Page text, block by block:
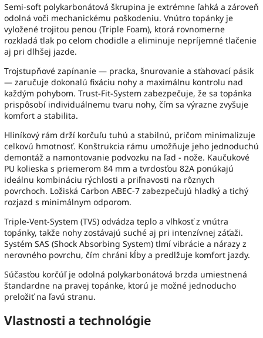
Semi-soft polykarbonátová škrupina je extrémne ľahká a zároveň
odolná voči mechanickému poškodeniu. Vnútro topánky je
vyložené trojitou penou (Triple Foam), ktorá rovnomerne
rozkladá tlak po celom chodidle a eliminuje nepríjemné tlačenie
aj pri dlhšej jazde.
Trojstupňové zapínanie — pracka, šnurovanie a sťahovací pásik
— zaručuje dokonalú fixáciu nohy a maximálnu kontrolu nad
každým pohybom. Trust-Fit-System zabezpečuje, že sa topánka
prispôsobí individuálnemu tvaru nohy, čím sa výrazne zvyšuje
komfort a stabilita.
Hliníkový rám drží korčuľu tuhú a stabilnú, pričom minimalizuje
celkovú hmotnosť. Konštrukcia rámu umožňuje jeho jednoduchú
demontáž a namontovanie podvozku na ľad - nože. Kaučukové
PU kolieska s priemerom 84 mm a tvrdosťou 82A ponúkajú
ideálnu kombináciu rýchlosti a priľnavosti na rôznych
povrchoch. Ložiská Carbon ABEC-7 zabezpečujú hladký a tichý
rozjazd s minimálnym odporom.
Triple-Vent-System (TVS) odvádza teplo a vlhkosť z vnútra
topánky, takže nohy zostávajú suché aj pri intenzívnej záťaži.
Systém SAS (Shock Absorbing System) tlmí vibrácie a nárazy z
nerovného povrchu, čím chráni kĺby a predlžuje komfort jazdy.
Súčasťou korčúľ je odolná polykarbonátová brzda umiestnená
štandardne na pravej topánke, ktorú je možné jednoducho
preložiť na ľavú stranu.
Vlastnosti a technológie